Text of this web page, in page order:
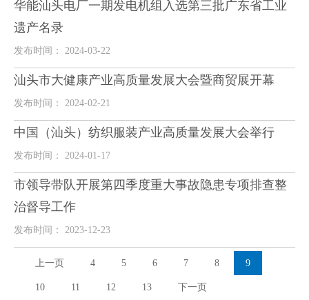
华能汕头电厂一期发电机组入选第三批广东省工业
遗产名录
发布时间： 2024-03-22
汕头市大健康产业高质量发展大会暨商贸展开幕
发布时间： 2024-02-21
中国（汕头）纺织服装产业高质量发展大会举行
发布时间： 2024-01-17
市领导带队开展第四季度重大事故隐患专项排查整
治督导工作
发布时间： 2023-12-23
上一页 4 5 6 7 8 9
10 11 12 13 下一页